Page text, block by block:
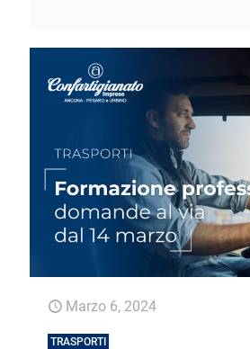
Marzo 6, 2024
TRASPORTI